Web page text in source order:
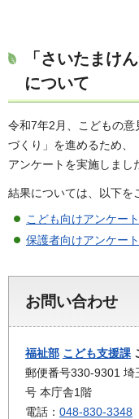
「さいたまけ
について
令和7年2月、こどもの
づくり」を進めるため
アンケートを実施しまし
結果については、以下を
こども向けアンケー
保護者向けアンケー
お問い合わせ
福祉部 こども支援課
郵便番号330-9301 埼
号 本庁舎1階
電話： 048-830-3348